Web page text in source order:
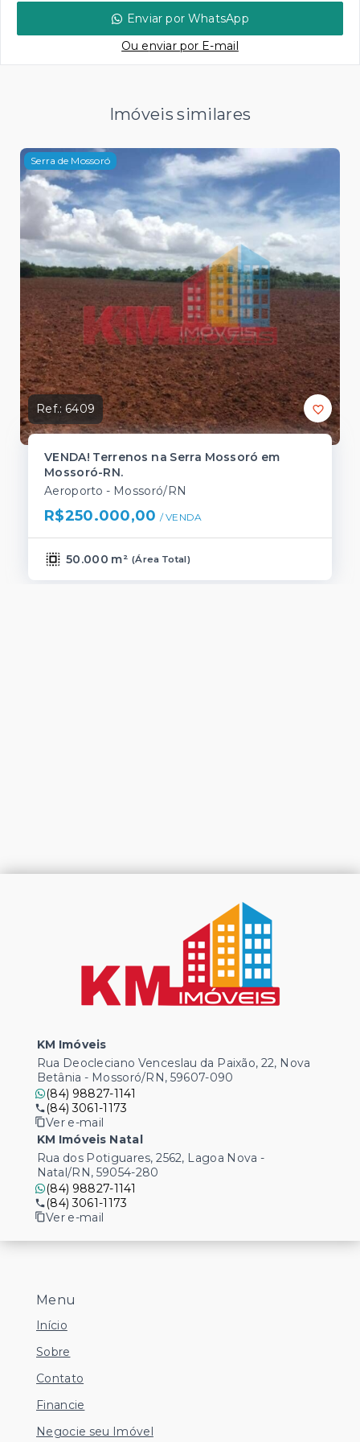
Enviar por WhatsApp
Ou enviar por E-mail
Imóveis similares
Serra de Mossoró
Ref.: 6409
VENDA! Terrenos na Serra Mossoró em
Mossoró-RN.
Aeroporto - Mossoró/RN
R$250.000,00 / VENDA
50.000 m² (Área Total)
Menu
Início
Sobre
Contato
Financie
Negocie seu Imóvel
KM Imóveis
Rua Deocleciano Venceslau da Paixão, 22, Nova
Betânia - Mossoró/RN, 59607-090
(84) 98827-1141
(84) 3061-1173
Ver e-mail
KM Imóveis Natal
Rua dos Potiguares, 2562, Lagoa Nova -
Natal/RN, 59054-280
(84) 98827-1141
(84) 3061-1173
Ver e-mail